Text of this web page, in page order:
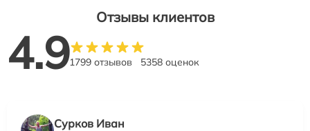
Отзывы клиентов
4.91799 отзывов 5358 оценок
Сурков Иван